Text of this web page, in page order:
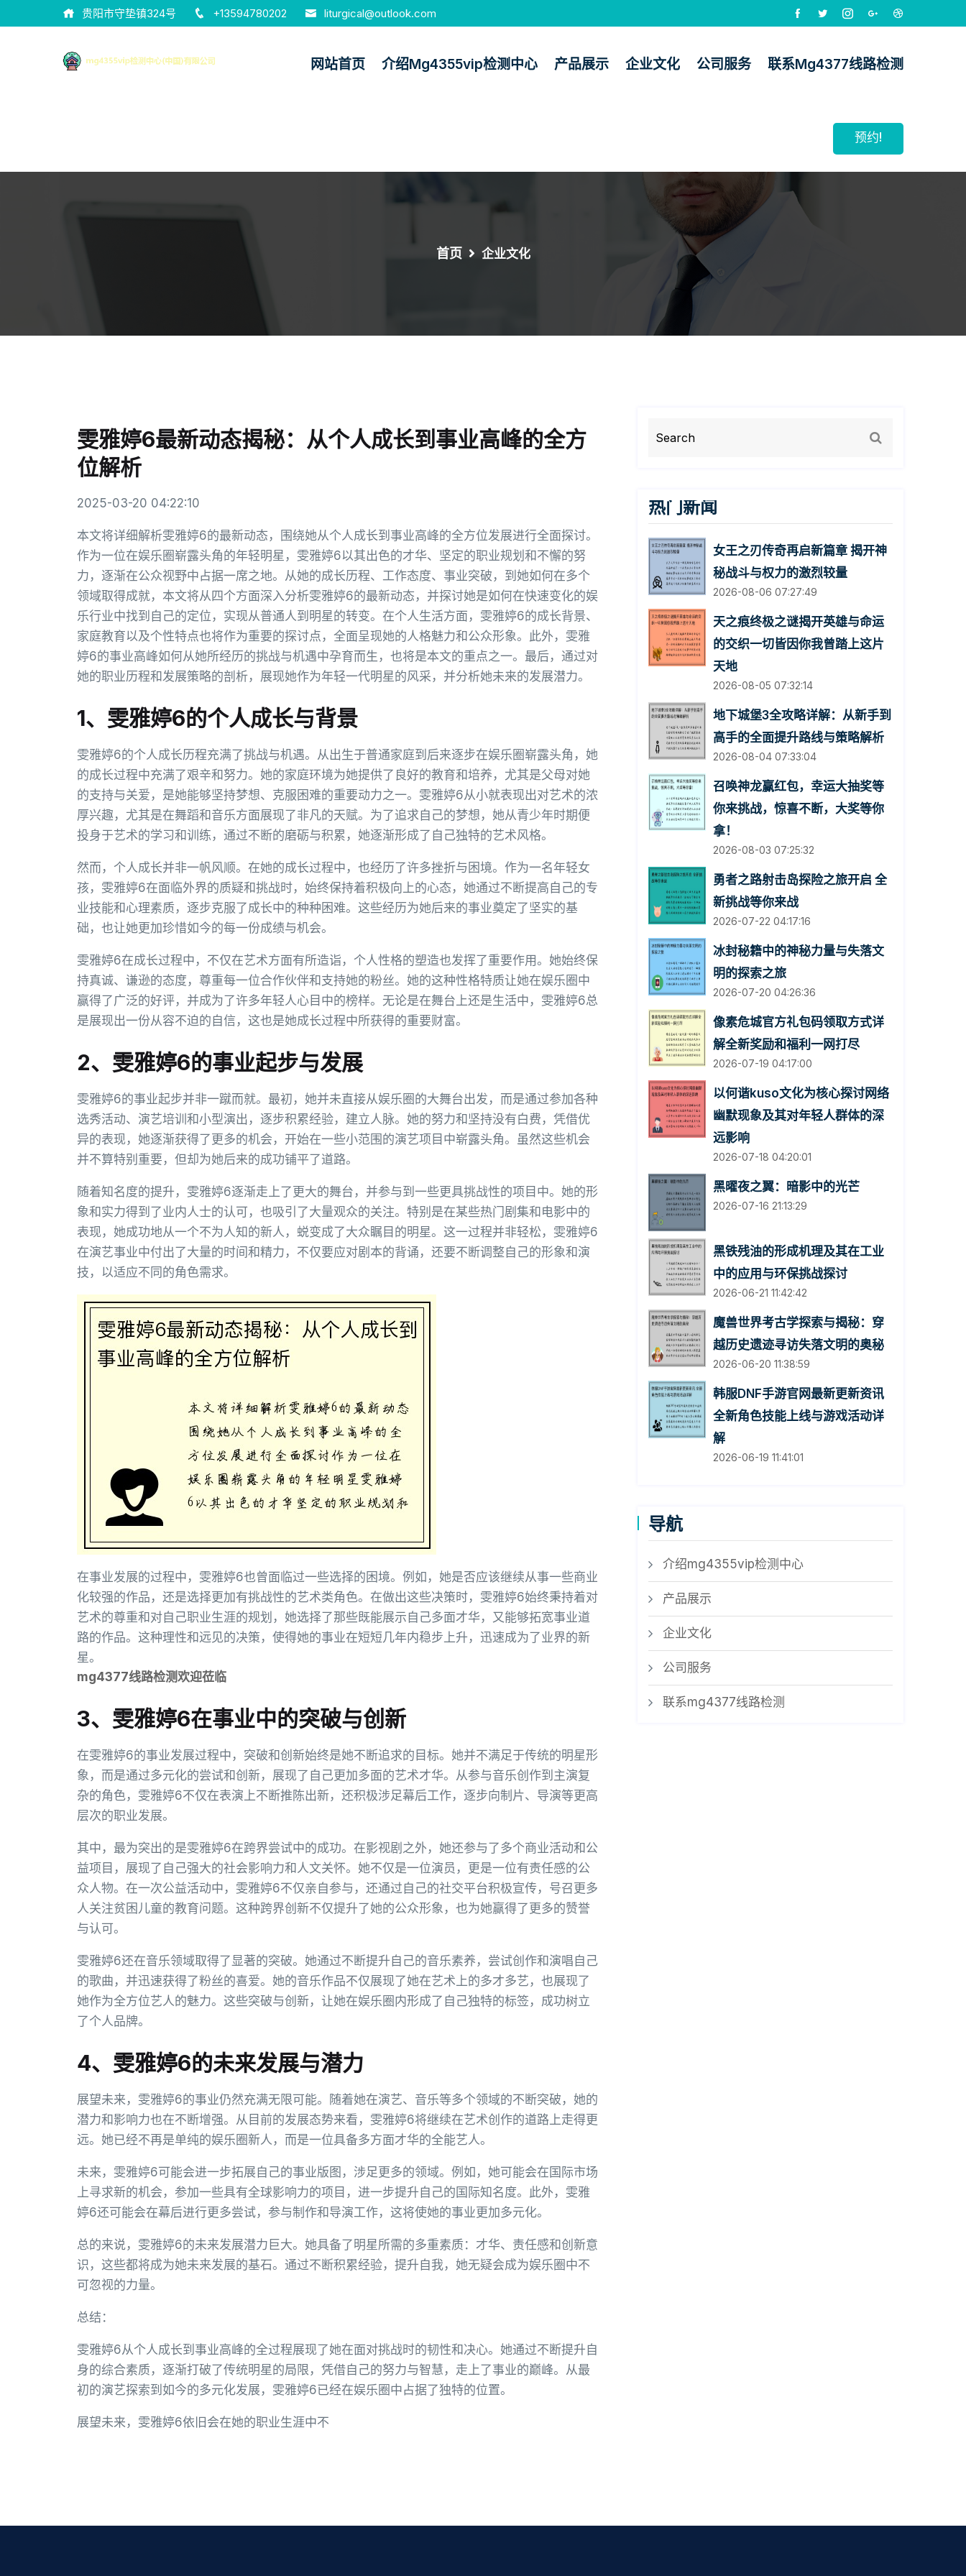
贵阳市守垫镇324号 +13594780202 liturgical@outlook.com
网站首页 介绍mg4355vip检测中心 产品展示 企业文化 公司服务 联系mg4377线路检测
预约!
首页 企业文化
雯雅婷6最新动态揭秘：从个人成长到事业高峰的全方
位解析
2025-03-20 04:22:10
本文将详细解析雯雅婷6的最新动态，围绕她从个人成长到事业高峰的全方位发展进行全面探讨。
作为一位在娱乐圈崭露头角的年轻明星，雯雅婷6以其出色的才华、坚定的职业规划和不懈的努
力，逐渐在公众视野中占据一席之地。从她的成长历程、工作态度、事业突破，到她如何在多个
领域取得成就，本文将从四个方面深入分析雯雅婷6的最新动态，并探讨她是如何在快速变化的娱
乐行业中找到自己的定位，实现从普通人到明星的转变。在个人生活方面，雯雅婷6的成长背景、
家庭教育以及个性特点也将作为重要的探讨点，全面呈现她的人格魅力和公众形象。此外，雯雅
婷6的事业高峰如何从她所经历的挑战与机遇中孕育而生，也将是本文的重点之一。最后，通过对
她的职业历程和发展策略的剖析，展现她作为年轻一代明星的风采，并分析她未来的发展潜力。
1、雯雅婷6的个人成长与背景
雯雅婷6的个人成长历程充满了挑战与机遇。从出生于普通家庭到后来逐步在娱乐圈崭露头角，她
的成长过程中充满了艰辛和努力。她的家庭环境为她提供了良好的教育和培养，尤其是父母对她
的支持与关爱，是她能够坚持梦想、克服困难的重要动力之一。雯雅婷6从小就表现出对艺术的浓
厚兴趣，尤其是在舞蹈和音乐方面展现了非凡的天赋。为了追求自己的梦想，她从青少年时期便
投身于艺术的学习和训练，通过不断的磨砺与积累，她逐渐形成了自己独特的艺术风格。
然而，个人成长并非一帆风顺。在她的成长过程中，也经历了许多挫折与困境。作为一名年轻女
孩，雯雅婷6在面临外界的质疑和挑战时，始终保持着积极向上的心态，她通过不断提高自己的专
业技能和心理素质，逐步克服了成长中的种种困难。这些经历为她后来的事业奠定了坚实的基
础，也让她更加珍惜如今的每一份成绩与机会。
雯雅婷6在成长过程中，不仅在艺术方面有所造诣，个人性格的塑造也发挥了重要作用。她始终保
持真诚、谦逊的态度，尊重每一位合作伙伴和支持她的粉丝。她的这种性格特质让她在娱乐圈中
赢得了广泛的好评，并成为了许多年轻人心目中的榜样。无论是在舞台上还是生活中，雯雅婷6总
是展现出一份从容不迫的自信，这也是她成长过程中所获得的重要财富。
2、雯雅婷6的事业起步与发展
雯雅婷6的事业起步并非一蹴而就。最初，她并未直接从娱乐圈的大舞台出发，而是通过参加各种
选秀活动、演艺培训和小型演出，逐步积累经验，建立人脉。她的努力和坚持没有白费，凭借优
异的表现，她逐渐获得了更多的机会，开始在一些小范围的演艺项目中崭露头角。虽然这些机会
并不算特别重要，但却为她后来的成功铺平了道路。
随着知名度的提升，雯雅婷6逐渐走上了更大的舞台，并参与到一些更具挑战性的项目中。她的形
象和实力得到了业内人士的认可，也吸引了大量观众的关注。特别是在某些热门剧集和电影中的
表现，她成功地从一个不为人知的新人，蜕变成了大众瞩目的明星。这一过程并非轻松，雯雅婷6
在演艺事业中付出了大量的时间和精力，不仅要应对剧本的背诵，还要不断调整自己的形象和演
技，以适应不同的角色需求。
在事业发展的过程中，雯雅婷6也曾面临过一些选择的困境。例如，她是否应该继续从事一些商业
化较强的作品，还是选择更加有挑战性的艺术类角色。在做出这些决策时，雯雅婷6始终秉持着对
艺术的尊重和对自己职业生涯的规划，她选择了那些既能展示自己多面才华，又能够拓宽事业道
路的作品。这种理性和远见的决策，使得她的事业在短短几年内稳步上升，迅速成为了业界的新
星。
mg4377线路检测欢迎莅临
3、雯雅婷6在事业中的突破与创新
在雯雅婷6的事业发展过程中，突破和创新始终是她不断追求的目标。她并不满足于传统的明星形
象，而是通过多元化的尝试和创新，展现了自己更加多面的艺术才华。从参与音乐创作到主演复
杂的角色，雯雅婷6不仅在表演上不断推陈出新，还积极涉足幕后工作，逐步向制片、导演等更高
层次的职业发展。
其中，最为突出的是雯雅婷6在跨界尝试中的成功。在影视剧之外，她还参与了多个商业活动和公
益项目，展现了自己强大的社会影响力和人文关怀。她不仅是一位演员，更是一位有责任感的公
众人物。在一次公益活动中，雯雅婷6不仅亲自参与，还通过自己的社交平台积极宣传，号召更多
人关注贫困儿童的教育问题。这种跨界创新不仅提升了她的公众形象，也为她赢得了更多的赞誉
与认可。
雯雅婷6还在音乐领域取得了显著的突破。她通过不断提升自己的音乐素养，尝试创作和演唱自己
的歌曲，并迅速获得了粉丝的喜爱。她的音乐作品不仅展现了她在艺术上的多才多艺，也展现了
她作为全方位艺人的魅力。这些突破与创新，让她在娱乐圈内形成了自己独特的标签，成功树立
了个人品牌。
4、雯雅婷6的未来发展与潜力
展望未来，雯雅婷6的事业仍然充满无限可能。随着她在演艺、音乐等多个领域的不断突破，她的
潜力和影响力也在不断增强。从目前的发展态势来看，雯雅婷6将继续在艺术创作的道路上走得更
远。她已经不再是单纯的娱乐圈新人，而是一位具备多方面才华的全能艺人。
未来，雯雅婷6可能会进一步拓展自己的事业版图，涉足更多的领域。例如，她可能会在国际市场
上寻求新的机会，参加一些具有全球影响力的项目，进一步提升自己的国际知名度。此外，雯雅
婷6还可能会在幕后进行更多尝试，参与制作和导演工作，这将使她的事业更加多元化。
总的来说，雯雅婷6的未来发展潜力巨大。她具备了明星所需的多重素质：才华、责任感和创新意
识，这些都将成为她未来发展的基石。通过不断积累经验，提升自我，她无疑会成为娱乐圈中不
可忽视的力量。
总结：
雯雅婷6从个人成长到事业高峰的全过程展现了她在面对挑战时的韧性和决心。她通过不断提升自
身的综合素质，逐渐打破了传统明星的局限，凭借自己的努力与智慧，走上了事业的巅峰。从最
初的演艺探索到如今的多元化发展，雯雅婷6已经在娱乐圈中占据了独特的位置。
展望未来，雯雅婷6依旧会在她的职业生涯中不
热门新闻
女王之刃传奇再启新篇章 揭开神
秘战斗与权力的激烈较量
2026-08-06 07:27:49
天之痕终极之谜揭开英雄与命运
的交织一切皆因你我曾踏上这片
天地
2026-08-05 07:32:14
地下城堡3全攻略详解：从新手到
高手的全面提升路线与策略解析
2026-08-04 07:33:04
召唤神龙赢红包，幸运大抽奖等
你来挑战，惊喜不断，大奖等你
拿！
2026-08-03 07:25:32
勇者之路射击岛探险之旅开启 全
新挑战等你来战
2026-07-22 04:17:16
冰封秘籍中的神秘力量与失落文
明的探索之旅
2026-07-20 04:26:36
像素危城官方礼包码领取方式详
解全新奖励和福利一网打尽
2026-07-19 04:17:00
以何谐kuso文化为核心探讨网络
幽默现象及其对年轻人群体的深
远影响
2026-07-18 04:20:01
黑曜夜之翼：暗影中的光芒
2026-07-16 21:13:29
黑铁残油的形成机理及其在工业
中的应用与环保挑战探讨
2026-06-21 11:42:42
魔兽世界考古学探索与揭秘：穿
越历史遗迹寻访失落文明的奥秘
2026-06-20 11:38:59
韩服DNF手游官网最新更新资讯
全新角色技能上线与游戏活动详
解
2026-06-19 11:41:01
导航
介绍mg4355vip检测中心
产品展示
企业文化
公司服务
联系mg4377线路检测